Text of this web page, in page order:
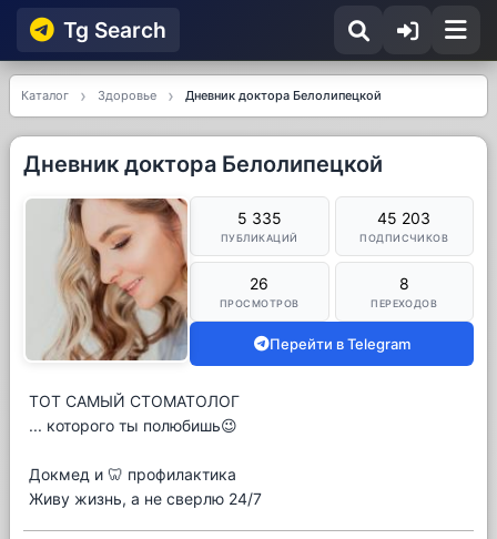
Tg Searсh
Каталог Здоровье Дневник доктора Белолипецкой
Дневник доктора Белолипецкой
5 335
ПУБЛИКАЦИЙ
45 203
ПОДПИСЧИКОВ
26
ПРОСМОТРОВ
8
ПЕРЕХОДОВ
Перейти в Telegram
ТОТ САМЫЙ СТОМАТОЛОГ
... которого ты полюбишь😉
Докмед и 🦷 профилактика
Живу жизнь, а не сверлю 24/7